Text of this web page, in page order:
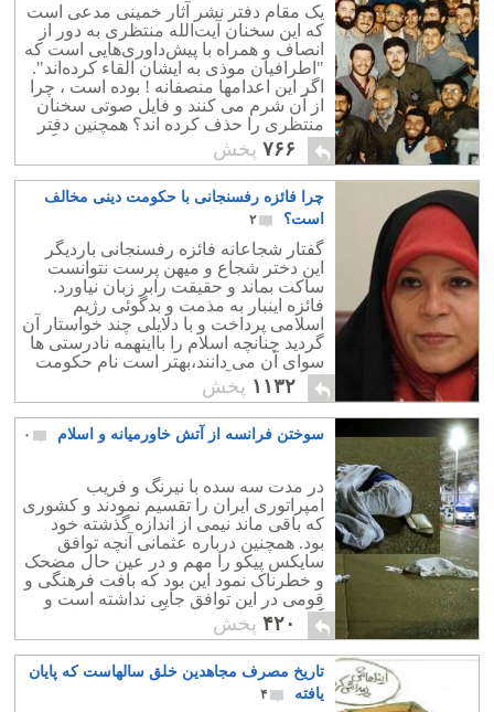
یک مقام دفتر نشر آثار خمینی مدعی است
که این سخنان آیت‌الله منتظری به دور از
انصاف و همراه با پیش‌داوری‌هایی است که
"اطرافیان موذی به ایشان القاء کرده‌اند".
اگر این اعدامها منصفانه ! بوده است ، چرا
از آن شرم می کنند و فایل صوتی سخنان
منتظری را حذف کرده اند؟ همچنین دفتر
خمینی و نوه او چرا ماله می کشند؟ چگونه
ممکن است فایل صوتی مربوط به سخنان
منتظری در سال 67 تحریف شده باشد؟
منتظری را که به همین دلیل خانه نشین
کردند! قسم حضرت عباس را بپذیریم یا دم
خروس را؟!
۷۶۶ پخش
چرا فائزه رفسنجانی با حکومت دینی مخالف
است؟
۲
گفتار شجاعانه فائزه رفسنجانی باردیگر
این دختر شجاع و میهن پرست نتوانست
ساکت بماند و حقیقت رابر زبان نیاورد.
فائزه اینبار به مذمت و بدگوئی رژیم
اسلامی پرداخت و با دلایلی چند خواستار آن
گردید چنانچه اسلام را بااینهمه نادرستی ها
سوای آن می دانند،بهتر است نام حکومت
اسلامی را از آن بردارند.
۱۱۳۲ پخش
سوختن فرانسه از آتش خاورمیانه و اسلام ۰
در مدت سه سده با نیرنگ و فریب
امپراتوری ایران را تقسیم نمودند و کشوری
که باقی ماند نیمی از اندازه گذشته خود
بود. همچنین درباره عثمانی آنچه توافق
سایکس پیکو را مهم و در عین حال مضحک
و خطرناک نمود این بود که بافت فرهنگی و
قومی در این توافق جایی نداشته است و
گویی خط کش بدست گرفته اند و با چند
خط مرزهای کشورها را تعیین نموده اند.
سرانجام چنین کاری نزدیک به یک سده
درگیری و جنگ میان اقوام منطقه شده
است که زبانه هایش امروز به اروپا رسید.
۴۲۰ پخش
تاریخ مصرف مجاهدین خلق سالهاست که پایان
یافته
۴